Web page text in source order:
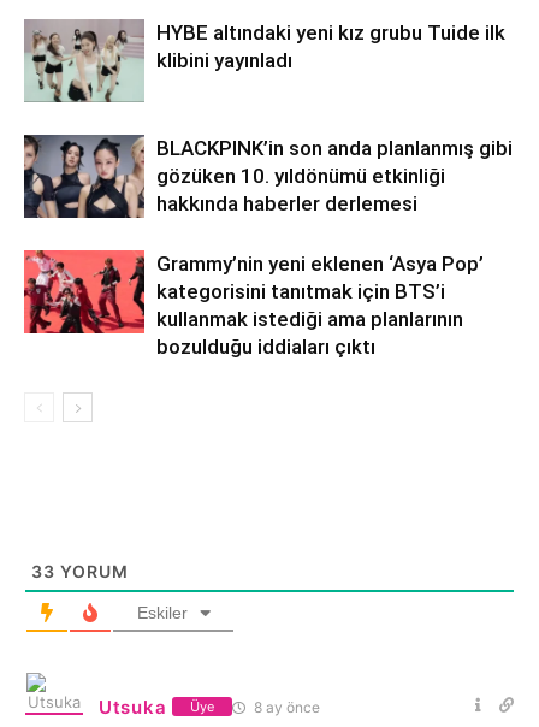
HYBE altındaki yeni kız grubu Tuide ilk
klibini yayınladı
BLACKPINK’in son anda planlanmış gibi
gözüken 10. yıldönümü etkinliği
hakkında haberler derlemesi
Grammy’nin yeni eklenen ‘Asya Pop’
kategorisini tanıtmak için BTS’i
kullanmak istediği ama planlarının
bozulduğu iddiaları çıktı
33 YORUM
Eskiler
Utsuka Üye 8 ay önce